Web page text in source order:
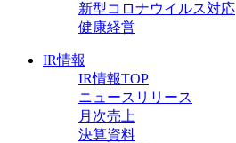
新型コロナウイルス対応
健康経営
IR情報
IR情報TOP
ニュースリリース
月次売上
決算資料